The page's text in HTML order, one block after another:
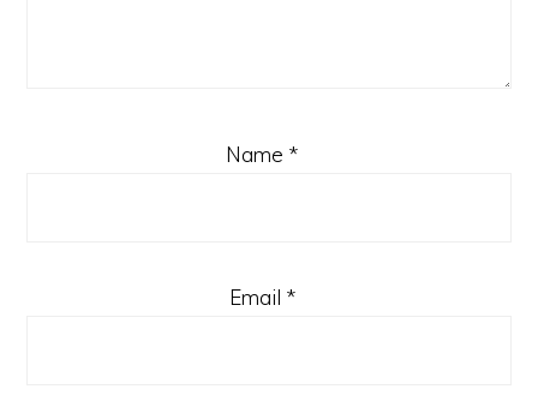
Name *
Email *